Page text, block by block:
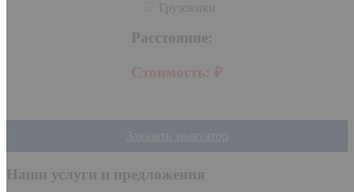
Грузовики
Расстояние:
Стоимость: ₽
Заказать эвакуатор
Наши услуги и предложения